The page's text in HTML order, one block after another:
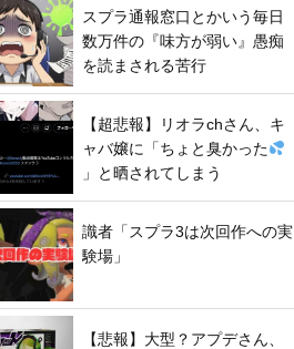
スプラ通報窓口とかいう毎日
数万件の『味方が弱い』愚痴
を読まされる苦行
【超悲報】リオラchさん、キ
ャバ嬢に「ちょと臭かった
」と晒されてしまう
識者「スプラ3は次回作への実
験場」
【悲報】大型？アプデさん、